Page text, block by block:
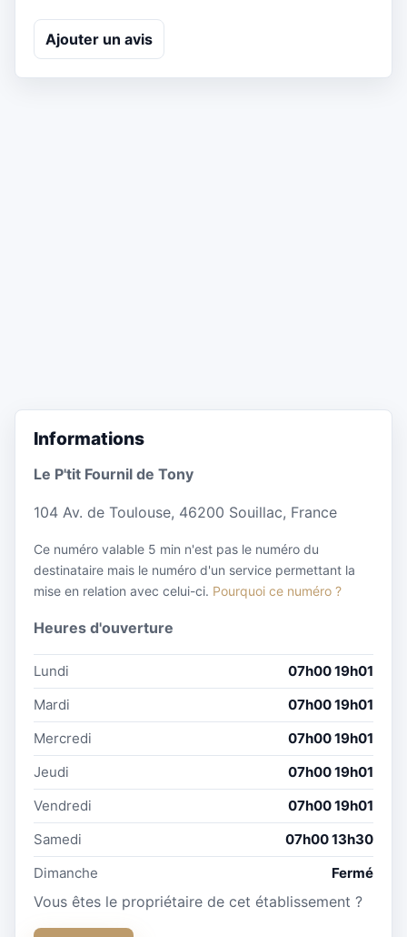
Ajouter un avis
Informations
Le P'tit Fournil de Tony
104 Av. de Toulouse, 46200 Souillac, France
Ce numéro valable 5 min n'est pas le numéro du
destinataire mais le numéro d'un service permettant la
mise en relation avec celui-ci. Pourquoi ce numéro ?
Heures d'ouverture
Lundi
07h00 19h01
Mardi
07h00 19h01
Mercredi
07h00 19h01
Jeudi
07h00 19h01
Vendredi
07h00 19h01
Samedi
07h00 13h30
Dimanche
Fermé
Vous êtes le propriétaire de cet établissement ?